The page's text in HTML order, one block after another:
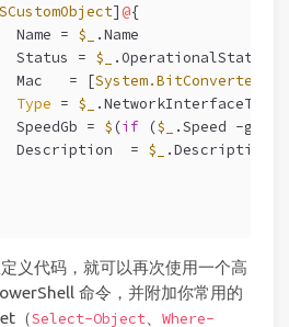
] @{
Name =
$_
.Name
Status =
$_
.OperationalStatus
Mac   = [
System.BitConverter
Type = $_
.NetworkInterfaceType
SpeedGb =
$ (if ($_ .Speed -ge
Description  =
$_
.Description
义代码，就可以再次使用一个高
命令，并附加你常用的
（Select-Object、 Where-